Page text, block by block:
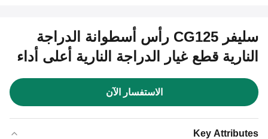
سليفر CG125 رأس أسطوانة الدراجة
النارية قطع غيار الدراجة النارية أعلى أداء
الاستفسار الآن
Key Attributes